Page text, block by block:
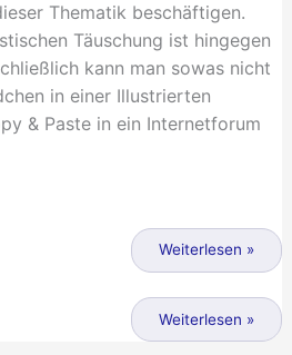
Thematik beschäftigen.
Täuschung ist hingegen
kann man sowas nicht
in einer Illustrierten
& Paste in ein Internetforum
Weiterlesen »
Regenchöre
und
Weiterlesen »